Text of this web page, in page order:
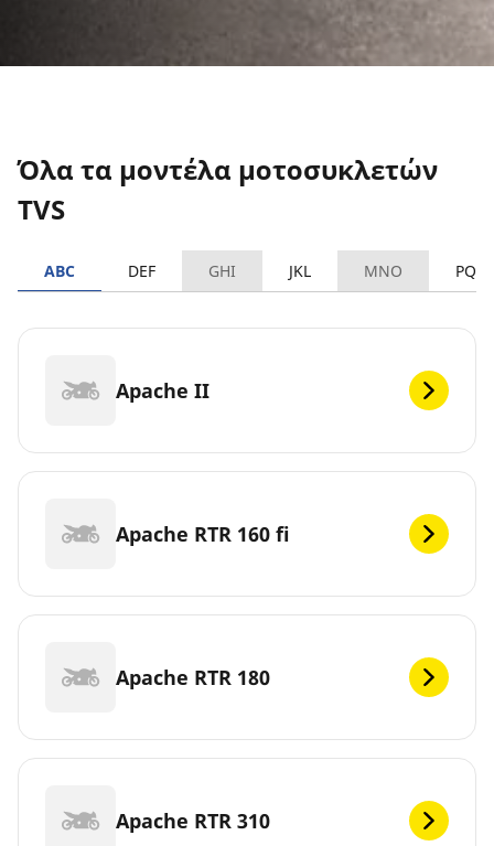
Όλα τα μοντέλα μοτοσυκλετών
TVS
ABC DEF GHI JKL MNO PQRS
Apache II
Apache RTR 160 fi
Apache RTR 180
Apache RTR 310